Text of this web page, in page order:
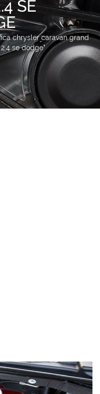
SE
chrysler caravan grand
2.4 se dodge"